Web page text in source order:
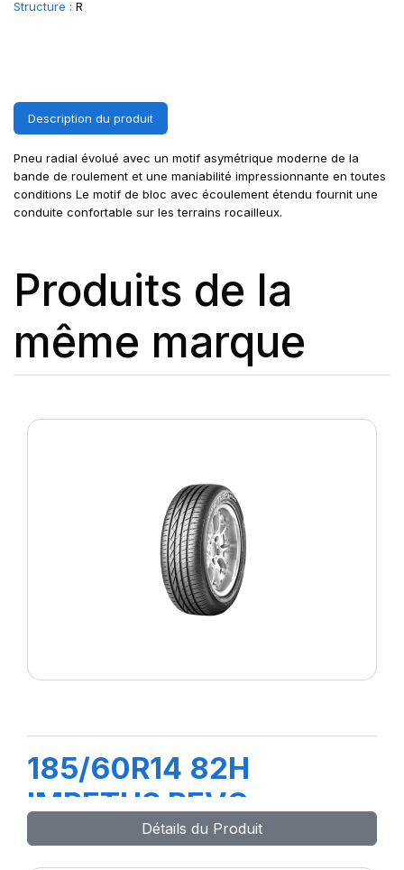
Structure : R
Description du produit
Pneu radial évolué avec un motif asymétrique moderne de la
bande de roulement et une maniabilité impressionnante en toutes
conditions Le motif de bloc avec écoulement étendu fournit une
conduite confortable sur les terrains rocailleux.
Produits de la
même marque
185/60R14 82H
IMPETUS REVO
Détails du Produit